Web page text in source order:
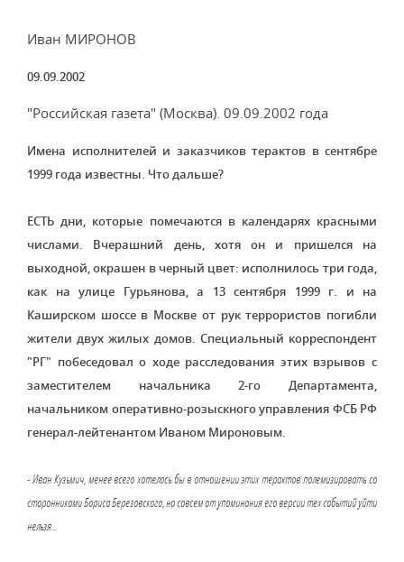
Иван МИРОНОВ
09.09.2002
"Российская газета" (Москва). 09.09.2002 года
Имена исполнителей и заказчиков терактов в сентябре
1999 года известны. Что дальше?
ЕСТЬ дни, которые помечаются в календарях красными
числами. Вчерашний день, хотя он и пришелся на
выходной, окрашен в черный цвет: исполнилось три года,
как на улице Гурьянова, а 13 сентября 1999 г. и на
Каширском шоссе в Москве от рук террористов погибли
жители двух жилых домов. Специальный корреспондент
"РГ" побеседовал о ходе расследования этих взрывов с
заместителем начальника 2-го Департамента,
начальником оперативно-розыскного управления ФСБ РФ
генерал-лейтенантом Иваном Мироновым.
- Иван Кузьмич, менее всего хотелось бы в отношении этих терактов полемизировать со
сторонниками Бориса Березовского, но совсем от упоминания его версии тех событий уйти
нельзя...